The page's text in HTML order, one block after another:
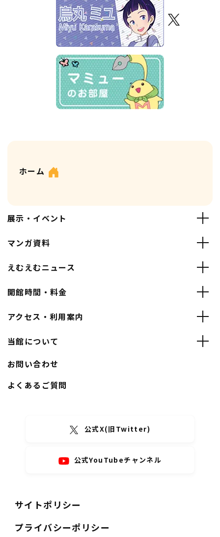
ホーム
展示・イベント
マンガ資料
えむえむニュース
開館時間・料金
アクセス・利用案内
当館について
お問い合わせ
よくあるご質問
公式X(旧Twitter)
公式YouTubeチャンネル
サイトポリシー
プライバシーポリシー